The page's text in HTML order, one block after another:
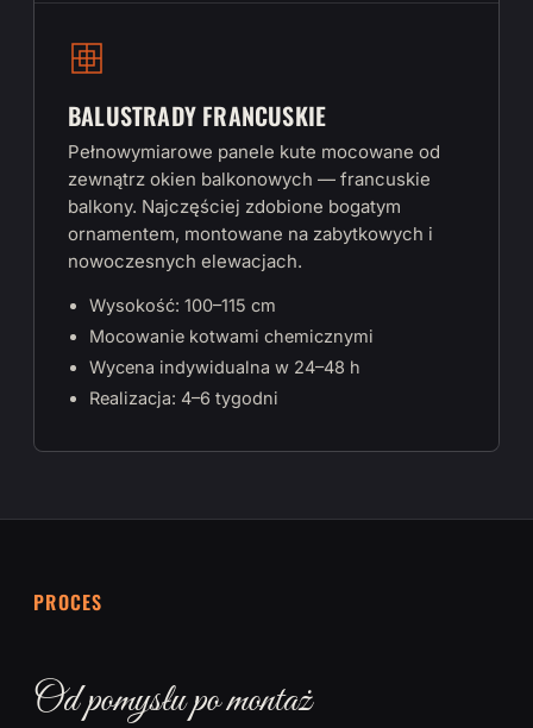
BALUSTRADY FRANCUSKIE
Pełnowymiarowe panele kute mocowane od
zewnątrz okien balkonowych — francuskie
balkony. Najczęściej zdobione bogatym
ornamentem, montowane na zabytkowych i
nowoczesnych elewacjach.
Wysokość: 100–115 cm
Mocowanie kotwami chemicznymi
Wycena indywidualna w 24–48 h
Realizacja: 4–6 tygodni
PROCES
Od pomysłu po montaż